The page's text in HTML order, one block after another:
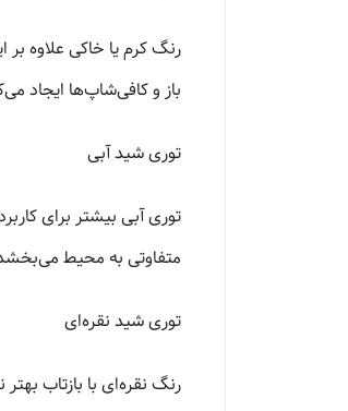
رنگ کرم یا خاکی علاوه
باز و کافی‌شاپ‌ها ایجاد
توری شید آبی
توری آبی بیشتر برای
متفاوتی به محیط
توری شید نقره‌ای
رنگ نقره‌ای با بازتاب